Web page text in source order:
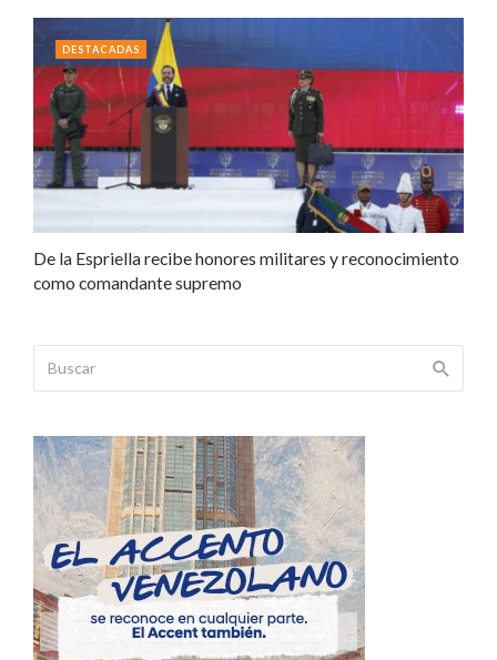
De la Espriella recibe honores militares y reconocimiento
como comandante supremo
DESTACADAS